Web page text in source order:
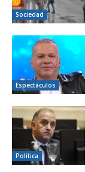
Sociedad
Espectáculos
Política